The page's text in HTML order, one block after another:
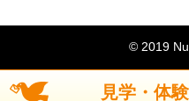
© 2019
見学・体